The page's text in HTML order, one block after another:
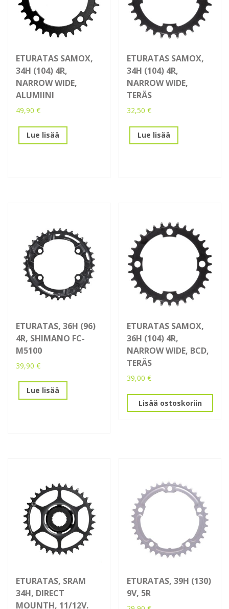
ETURATAS SAMOX,
34H (104) 4R,
NARROW WIDE,
ALUMIINI
49,90 €
Lue lisää
ETURATAS SAMOX,
34H (104) 4R,
NARROW WIDE,
TERÄS
32,50€
Lue lisää
ETURATAS, 36H (96)
4R, SHIMANO FC-
M5100
39,90 €
Lue lisää
ETURATAS SAMOX,
36H (104) 4R,
NARROW WIDE, BCD,
TERÄS
39,00€
Lisää ostoskoriin
ETURATAS, SRAM
34H, DIRECT
MOUNTH, 11/12V.
ETURATAS, 39H (130)
9V, 5R